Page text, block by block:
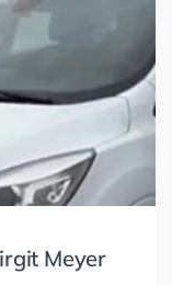
Meyer